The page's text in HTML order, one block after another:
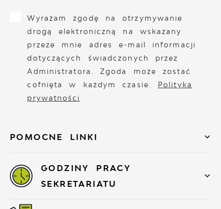
POMOCNE LINKI
Wyrażam zgodę na otrzymywanie
drogą elektroniczną na wskazany
przeze mnie adres e-mail informacji
dotyczących świadczonych przez
Administratora. Zgoda może zostać
cofnięta w każdym czasie. Polityka
prywatności
GODZINY PRACY
SEKRETARIATU